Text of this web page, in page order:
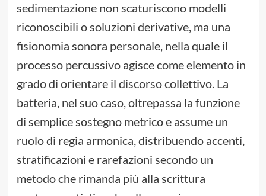
sedimentazione non scaturiscono modelli
riconoscibili o soluzioni derivative, ma una
fisionomia sonora personale, nella quale il
processo percussivo agisce come elemento in
grado di orientare il discorso collettivo. La
batteria, nel suo caso, oltrepassa la funzione
di semplice sostegno metrico e assume un
ruolo di regia armonica, distribuendo accenti,
stratificazioni e rarefazioni secondo un
metodo che rimanda più alla scrittura